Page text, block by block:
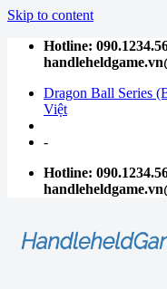
Skip to content
Hotline:
Dragon Ball Series
Việt
-
Hotline: